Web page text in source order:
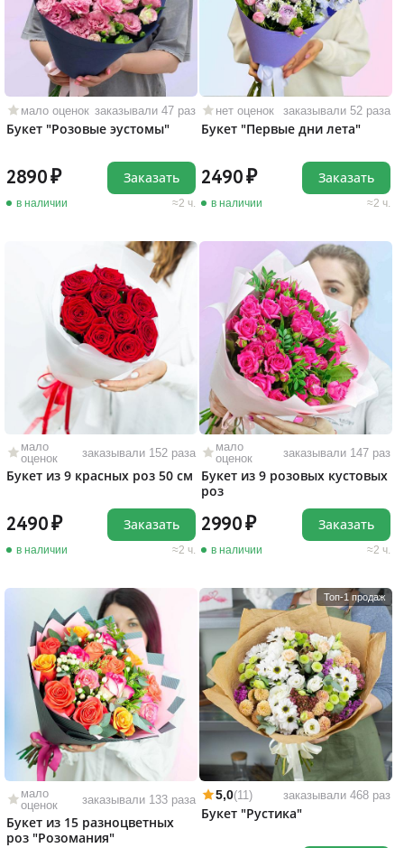
мало оценок заказывали 47 раз
Букет "Розовые эустомы"
2890
в наличии 2 ч.
Заказать
нет оценок заказывали 52 раза
Букет "Первые дни лета"
2490
в наличии 2 ч.
Заказать
мало
оценок
заказывали 152 раза
Букет из 9 красных роз 50 см
2490
в наличии 2 ч.
Заказать
мало
оценок
заказывали 147 раз
Букет из 9 розовых кустовых
роз
2990
в наличии 2 ч.
Заказать
мало
оценок
заказывали 133 раза
Букет из 15 разноцветных
роз "Розомания"
Топ-1 продаж
5,0(11) заказывали 468 раз
Букет "Рустика"